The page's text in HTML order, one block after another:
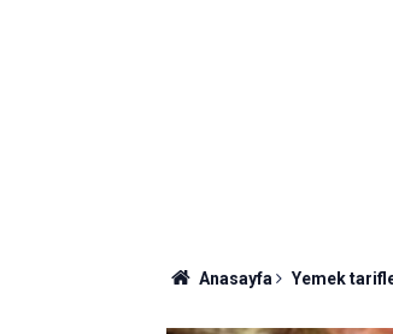
Anasayfa Yemek